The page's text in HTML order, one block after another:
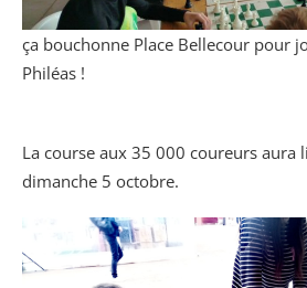
ça bouchonne Place Bellecour pour
Philéas !
La course aux 35 000 coureurs aura
dimanche 5 octobre.